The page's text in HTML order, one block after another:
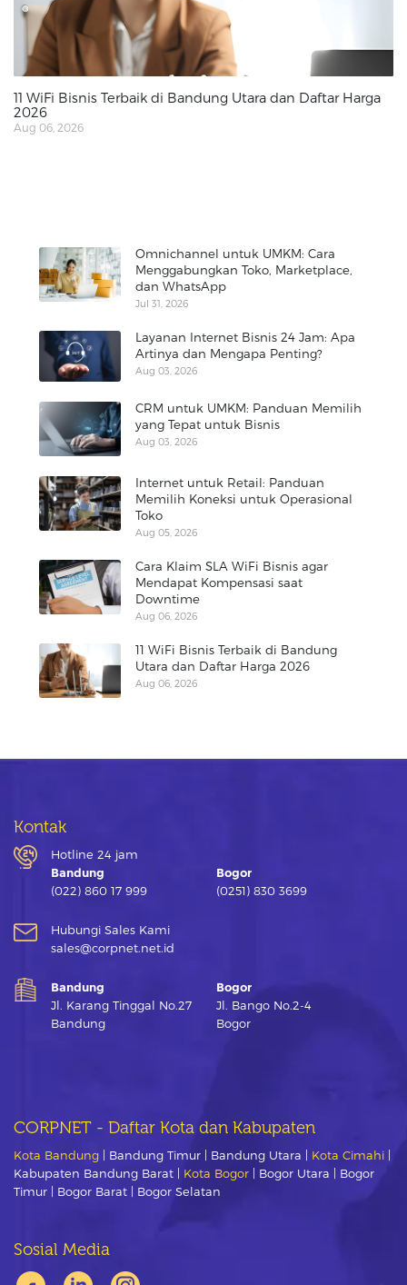
11 WiFi Bisnis Terbaik di Bandung Utara dan Daftar Harga
2026
Aug 06, 2026
Omnichannel untuk UMKM: Cara
Menggabungkan Toko, Marketplace,
dan WhatsApp
Jul 31, 2026
Layanan Internet Bisnis 24 Jam: Apa
Artinya dan Mengapa Penting?
Aug 03, 2026
CRM untuk UMKM: Panduan Memilih
yang Tepat untuk Bisnis
Aug 03, 2026
Internet untuk Retail: Panduan
Memilih Koneksi untuk Operasional
Toko
Aug 05, 2026
Cara Klaim SLA WiFi Bisnis agar
Mendapat Kompensasi saat
Downtime
Aug 06, 2026
11 WiFi Bisnis Terbaik di Bandung
Utara dan Daftar Harga 2026
Aug 06, 2026
Kontak
Hotline 24 jam
Bandung
(022) 860 17 999
Bogor
(0251) 830 3699
Hubungi Sales Kami
sales@corpnet.net.id
Bandung
Jl. Karang Tinggal No.27
Bandung
Bogor
Jl. Bango No.2-4
Bogor
CORPNET - Daftar Kota dan Kabupaten
Kota Bandung | Bandung Timur | Bandung Utara | Kota Cimahi
Kabupaten Bandung Barat | Kota Bogor | Bogor Utara | Bogor
Timur | Bogor Barat | Bogor Selatan
Sosial Media